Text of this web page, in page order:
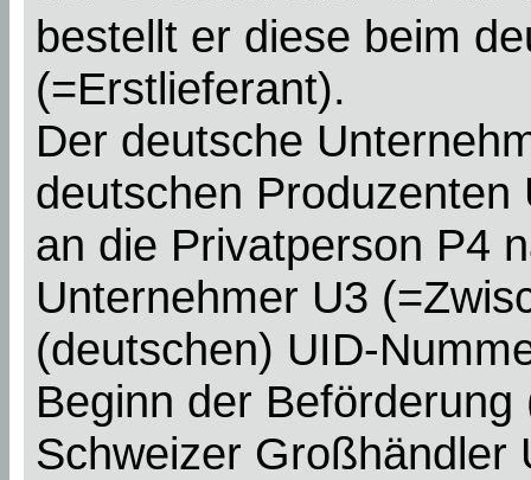
bestellt er diese beim
(=Erstlieferant).
Der deutsche
deutschen
an die Privatperson P4
Unternehmer U3
(deutschen) UID-
Beginn der
Schweizer Großhändler